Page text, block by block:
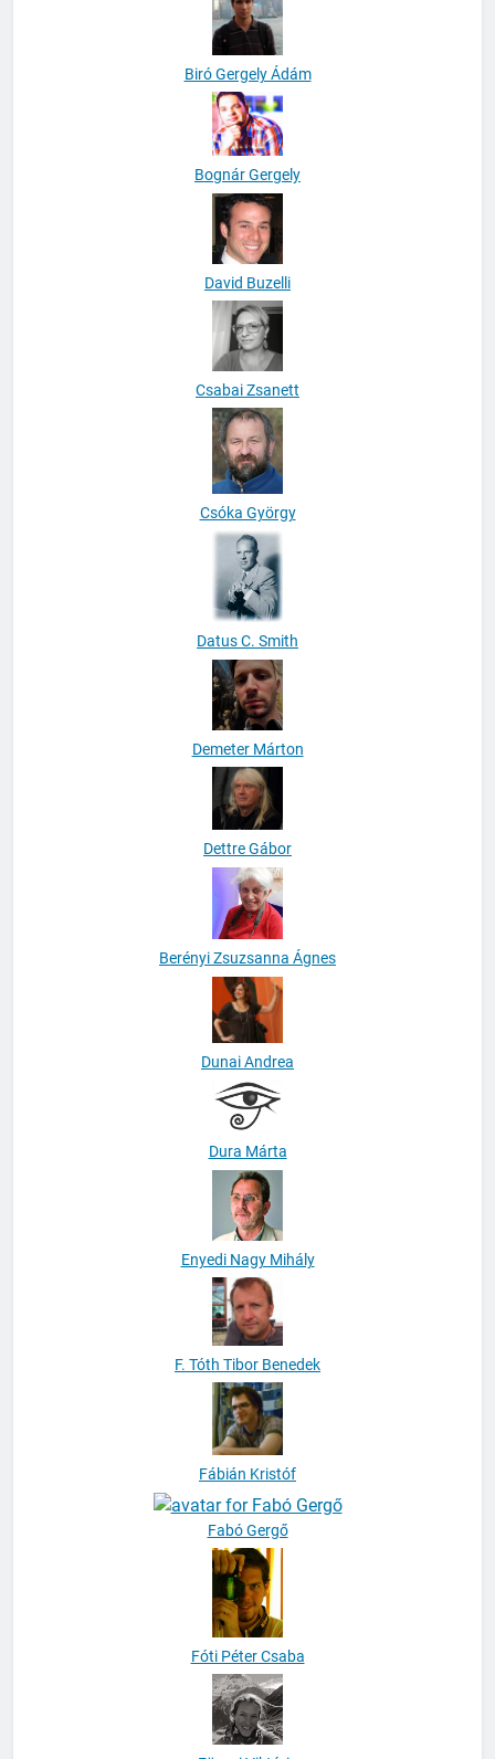
Biró Gergely Ádám
Bognár Gergely
David Buzelli
Csabai Zsanett
Csóka György
Datus C. Smith
Demeter Márton
Dettre Gábor
Berényi Zsuzsanna Ágnes
Dunai Andrea
Dura Márta
Enyedi Nagy Mihály
F. Tóth Tibor Benedek
Fábián Kristóf
Fabó Gergő
Fóti Péter Csaba